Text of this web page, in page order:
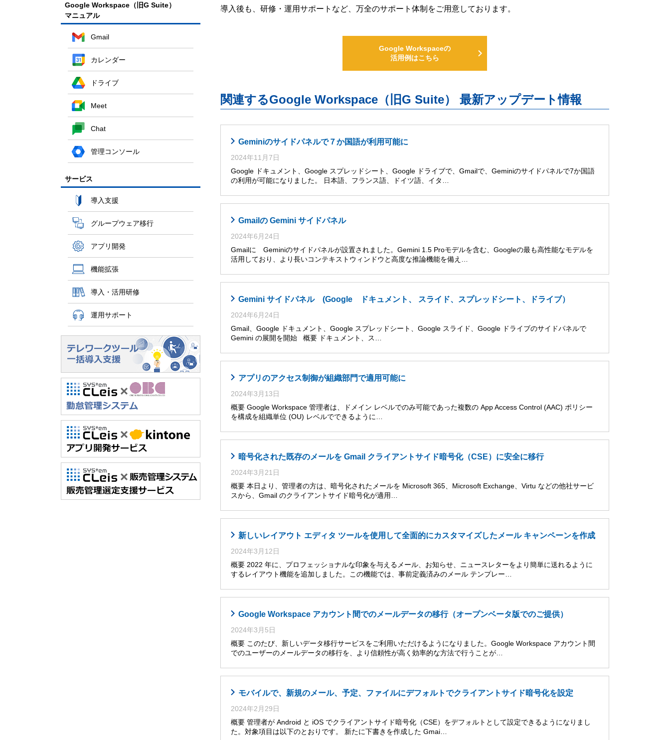
Google Workspace（旧G Suite）
マニュアル
Gmail
カレンダー
ドライブ
Meet
Chat
管理コンソール
サービス
導入支援
グループウェア移行
アプリ開発
機能拡張
導入・活用研修
運用サポート
導入後も、研修・運用サポートなど、万全のサポート体制をご用意しております。
Google Workspaceの
活用例はこちら
関連するGoogle Workspace（旧G Suite） 最新アップデート情報
Geminiのサイドパネルで７か国語が利用可能に
2024年11月7日
Google ドキュメント、Google スプレッドシート、Google ドライブで、Gmailで、Geminiのサイドパネルで7か国語
の利用が可能になりました。 日本語、フランス語、ドイツ語、イタ…
Gmailの Gemini サイドパネル
2024年6月24日
Gmailに Geminiのサイドパネルが設置されました。Gemini 1.5 Proモデルを含む、Googleの最も高性能なモデルを
活用しており、より長いコンテキストウィンドウと高度な推論機能を備え…
Gemini サイドパネル (Google ドキュメント、 スライド、スプレッドシート、ドライブ）
2024年6月24日
Gmail、Google ドキュメント、Google スプレッドシート、Google スライド、Google ドライブのサイドパネルで
Gemini の展開を開始 概要 ドキュメント、ス…
アプリのアクセス制御が組織部門で適用可能に
2024年3月13日
概要 Google Workspace 管理者は、ドメイン レベルでのみ可能であった複数の App Access Control (AAC) ポリシー
を構成を組織単位 (OU) レベルでできるように…
暗号化された既存のメールを Gmail クライアントサイド暗号化（CSE）に安全に移行
2024年3月21日
概要 本日より、管理者の方は、暗号化されたメールを Microsoft 365、Microsoft Exchange、Virtu などの他社サービ
スから、Gmail のクライアントサイド暗号化が適用…
新しいレイアウト エディタ ツールを使用して全面的にカスタマイズしたメール キャンペーンを作成
2024年3月12日
概要 2022 年に、プロフェッショナルな印象を与えるメール、お知らせ、ニュースレターをより簡単に送れるように
するレイアウト機能を追加しました。この機能では、事前定義済みのメール テンプレー…
Google Workspace アカウント間でのメールデータの移行（オープンベータ版でのご提供）
2024年3月5日
概要 このたび、新しいデータ移行サービスをご利用いただけるようになりました。Google Workspace アカウント間
でのユーザーのメールデータの移行を、より信頼性が高く効率的な方法で行うことが…
モバイルで、新規のメール、予定、ファイルにデフォルトでクライアントサイド暗号化を設定
2024年2月29日
概要 管理者が Android と iOS でクライアントサイド暗号化（CSE）をデフォルトとして設定できるようになりまし
た。対象項目は以下のとおりです。 新たに下書きを作成した Gmai…